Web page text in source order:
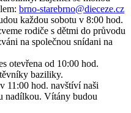
brno-starebrno@dieceze.cz
každou sobotu v 8:00 hod.
rodiče s dětmi do průvodu
na společnou snídani na
otevřena od 10:00 hod.
baziliky.
11:00 hod. navštíví naši
nadílkou. Vítány budou